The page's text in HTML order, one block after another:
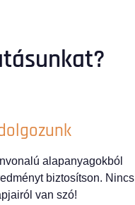
alapanyagokból
biztosítson. Nincs
van szó!